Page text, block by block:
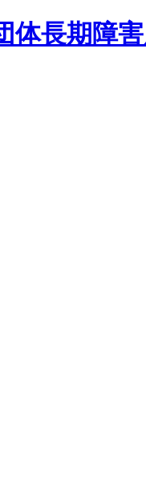
長期障害